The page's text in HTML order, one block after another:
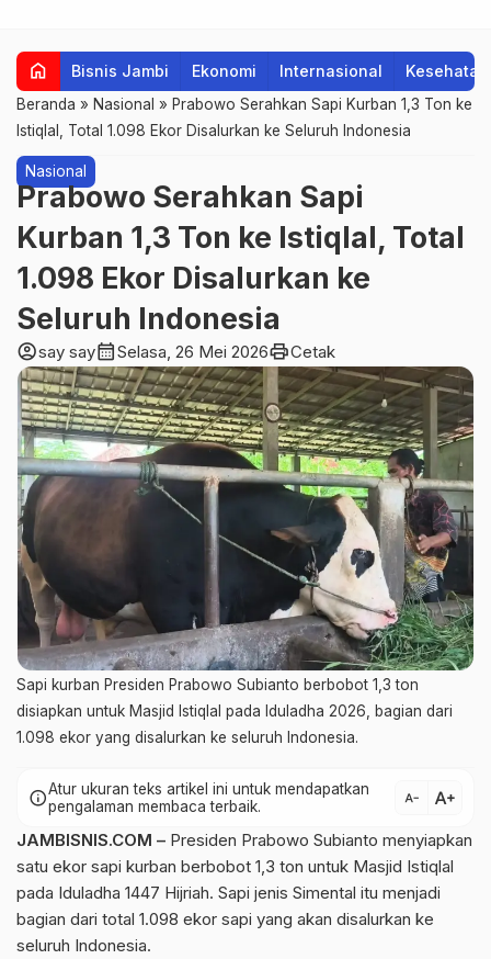
home Bisnis Jambi Ekonomi Internasional Kesehatan
Beranda » Nasional » Prabowo Serahkan Sapi Kurban 1,3 Ton ke
Istiqlal, Total 1.098 Ekor Disalurkan ke Seluruh Indonesia
Nasional
Prabowo Serahkan Sapi
Kurban 1,3 Ton ke Istiqlal, Total
1.098 Ekor Disalurkan ke
Seluruh Indonesia
account_circlesay saycalendar_monthSelasa, 26 Mei 2026printCetak
Sapi kurban Presiden Prabowo Subianto berbobot 1,3 ton
disiapkan untuk Masjid Istiqlal pada Iduladha 2026, bagian dari
1.098 ekor yang disalurkan ke seluruh Indonesia.
infoAtur ukuran teks artikel ini untuk mendapatkan
pengalaman membaca terbaik.
text_decrease text_increase
JAMBISNIS.COM – Presiden Prabowo Subianto menyiapkan
satu ekor sapi kurban berbobot 1,3 ton untuk Masjid Istiqlal
pada Iduladha 1447 Hijriah. Sapi jenis Simental itu menjadi
bagian dari total 1.098 ekor sapi yang akan disalurkan ke
seluruh Indonesia.